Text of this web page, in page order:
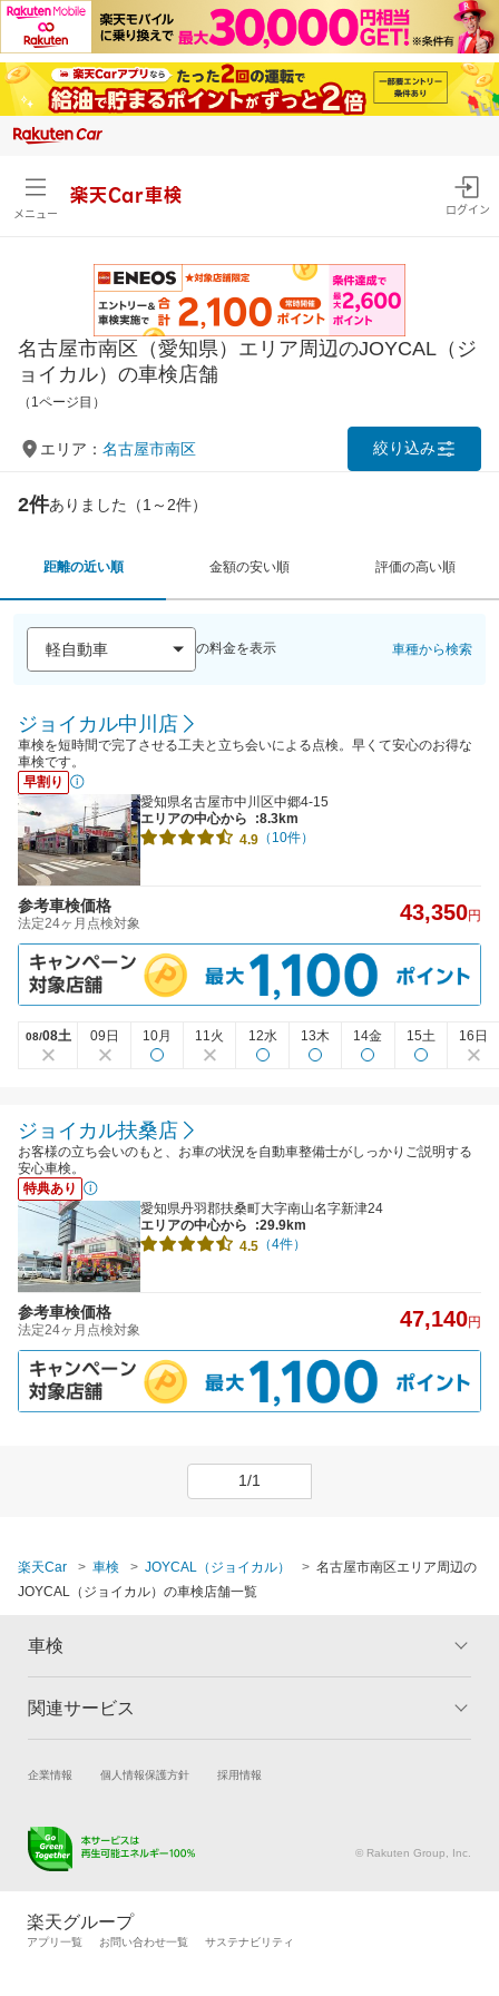
メニュー
楽天Car車検
ログイン
名古屋市南区（愛知県）エリア周辺のJOYCAL（ジ
ョイカル）の車検店舗
（1ページ目）
エリア： 名古屋市南区 絞り込み
2件ありました（1～2件）
距離の近い順 金額の安い順 評価の高い順
の料金を表示 車種から検索
ジョイカル中川店
車検を短時間で完了させる工夫と立ち会いによる点検。早くて安心のお得な
車検です。
早割り
愛知県名古屋市中川区中郷4-15
エリアの中心から
:8.3km
4.9 （10件）
参考車検価格
法定24ヶ月点検対象 43,350円
08/08土 09日 10月 11火 12水 13木 14金 15土 16日
ジョイカル扶桑店
お客様の立ち会いのもと、お車の状況を自動車整備士がしっかりご説明する
安心車検。
特典あり
愛知県丹羽郡扶桑町大字南山名字新津24
エリアの中心から
:29.9km
4.5 （4件）
参考車検価格
法定24ヶ月点検対象 47,140円
1/1
楽天Car 車検 JOYCAL（ジョイカル）
名古屋市南区エリア周辺の
JOYCAL（ジョイカル）の車検店舗一覧
車検
トップ
車検の基礎知識 キャンペーン一覧
関連サービス
試乗・商談 新車購入
キズ修理予約
メンテナンス管理
自動車カタログ 自動車保険
企業情報 個人情報保護方針 採用情報
© Rakuten Group, Inc.
楽天グループ
アプリ一覧 お問い合わせ一覧 サステナビリティ